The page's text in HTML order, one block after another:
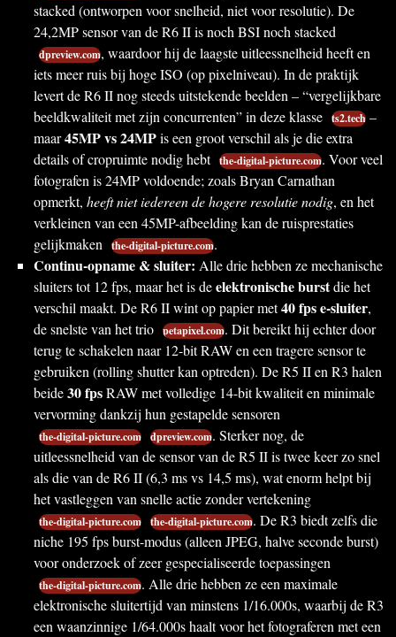
stacked (ontworpen voor snelheid, niet voor resolutie). De
24,2MP sensor van de R6 II is noch BSI noch stacked
dpreview.com, waardoor hij de laagste uitleessnelheid heeft en
iets meer ruis bij hoge ISO (op pixelniveau). In de praktijk
levert de R6 II nog steeds uitstekende beelden – “vergelijkbare
beeldkwaliteit met zijn concurrenten” in deze klasse ts2.tech –
maar45MP vs 24MPis een groot verschil als je die extra
details of cropruimte nodig hebt the-digital-picture.com. Voor veel
fotografen is 24MP voldoende; zoals Bryan Carnathan
opmerkt, heeft niet iedereen de hogere resolutie nodig, en het
verkleinen van een 45MP-afbeelding kan de ruisprestaties
gelijkmaken the-digital-picture.com.
Continu-opname & sluiter: Alle drie hebben ze mechanische
sluiters tot 12 fps, maar het is deelektronische burstdie het
verschil maakt. De R6 II wint op papier met40 fps e-sluiter,
de snelste van het trio petapixel.com. Dit bereikt hij echter door
terug te schakelen naar 12-bit RAW en een tragere sensor te
gebruiken (rolling shutter kan optreden). De R5 II en R3 halen
beide30 fpsRAW met volledige 14-bit kwaliteit en minimale
vervorming dankzij hun gestapelde sensoren
the-digital-picture.com dpreview.com. Sterker nog, de
uitleessnelheid van de sensor van de R5 II is twee keer zo snel
als die van de R6 II (6,3 ms vs 14,5 ms), wat enorm helpt bij
het vastleggen van snelle actie zonder vertekening
the-digital-picture.com the-digital-picture.com. De R3 biedt zelfs die
niche 195 fps burst-modus (alleen JPEG, halve seconde burst)
voor onderzoek of zeer gespecialiseerde toepassingen
the-digital-picture.com. Alle drie hebben ze een maximale
elektronische sluitertijd van minstens 1/16.000s, waarbij de R3
een waanzinnige 1/64.000s haalt voor het fotograferen met een